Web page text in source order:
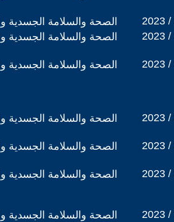
الصحة والسلامة الجسدية 2023 /
الصحة والسلامة الجسدية
2023 /
الصحة والسلامة الجسدية 2023 /
الصحة والسلامة الجسدية 2023 /
الصحة والسلامة الجسدية 2023 /
الصحة والسلامة الجسدية 2023 /
الصحة والسلامة الجسدية 2023 /